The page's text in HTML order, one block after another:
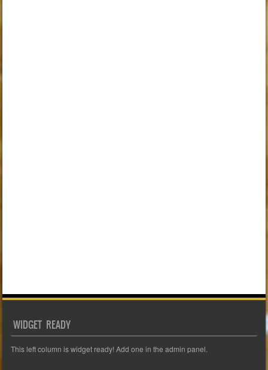
WIDGET READY
This left column is widget ready! Add one in the admin panel.